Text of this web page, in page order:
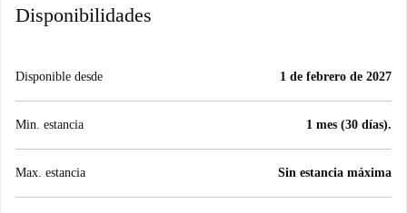
Disponibilidades
Disponible desde 1 de febrero de 2027
Min. estancia 1 mes (30 días).
Max. estancia Sin estancia máxima